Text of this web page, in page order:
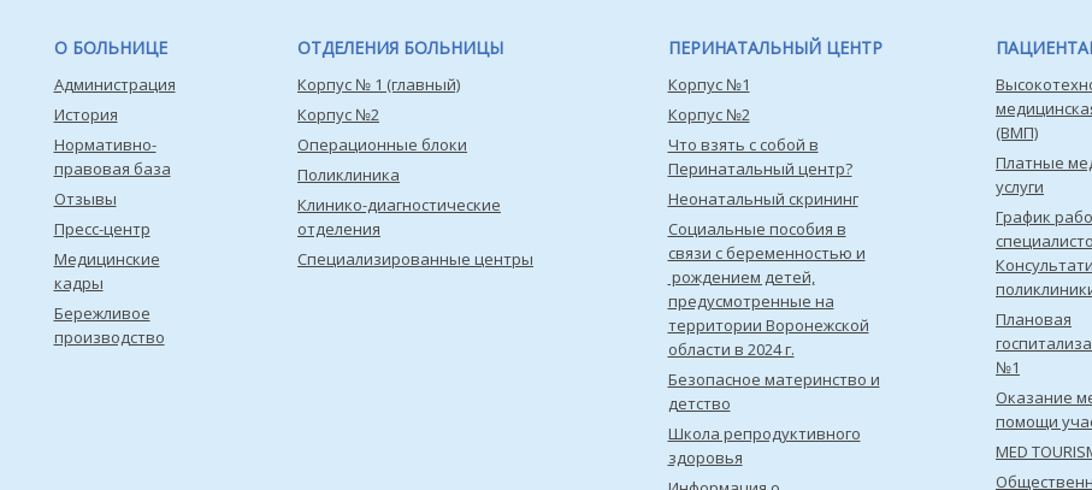
О БОЛЬНИЦЕ
Администрация
История
Нормативно-
правовая база
Отзывы
Пресс-центр
Медицинские
кадры
Бережливое
производство
ОТДЕЛЕНИЯ БОЛЬНИЦЫ
Корпус № 1 (главный)
Корпус №2
Операционные блоки
Поликлиника
Клинико-диагностические
отделения
Специализированные центры
ПЕРИНАТАЛЬНЫЙ ЦЕНТР
Корпус №1
Корпус №2
Что взять с собой в
Перинатальный центр?
Неонатальный скрининг
Социальные пособия в
связи с беременностью и
рождением детей,
предусмотренные на
территории Воронежской
области в 2024 г.
Безопасное материнство и
детство
Школа репродуктивного
здоровья
(ВМП)
Платные
услуги
График
Плановая
№1
Оказание
помощи
MED